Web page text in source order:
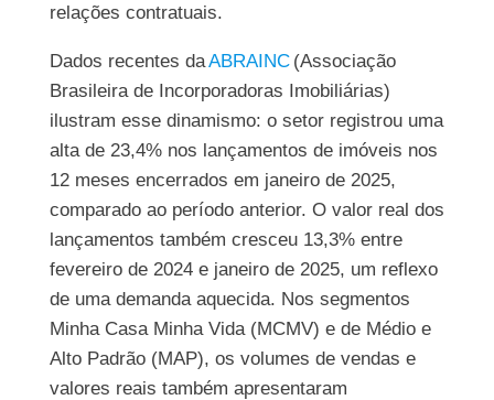
relações contratuais.
Dados recentes daABRAINC(Associação
Brasileira de Incorporadoras Imobiliárias)
ilustram esse dinamismo: o setor registrou uma
alta de 23,4% nos lançamentos de imóveis nos
12 meses encerrados em janeiro de 2025,
comparado ao período anterior. O valor real dos
lançamentos também cresceu 13,3% entre
fevereiro de 2024 e janeiro de 2025, um reflexo
de uma demanda aquecida. Nos segmentos
Minha Casa Minha Vida (MCMV) e de Médio e
Alto Padrão (MAP), os volumes de vendas e
valores reais também apresentaram